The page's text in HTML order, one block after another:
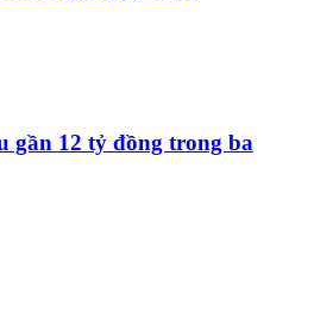
gần 12 tỷ đồng trong ba